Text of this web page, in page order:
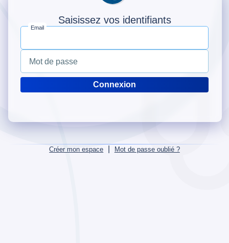
Saisissez vos identifiants
Email
Mot de passe
Créer mon espace Mot de passe oublié ?